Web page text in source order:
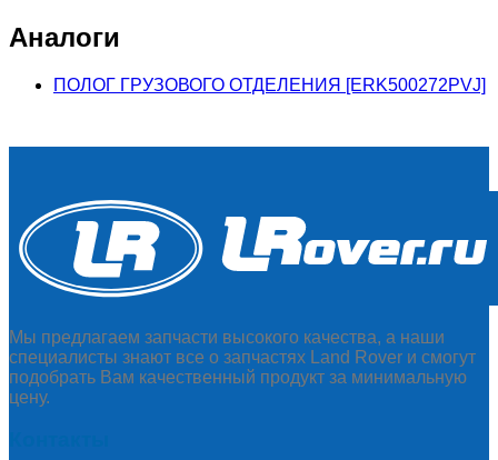
Аналоги
ПОЛОГ ГРУЗОВОГО ОТДЕЛЕНИЯ [ERK500272PVJ]
Мы предлагаем запчасти высокого качества, а наши
специалисты знают все о запчастях Land Rover и смогут
подобрать Вам качественный продукт за минимальную
цену.